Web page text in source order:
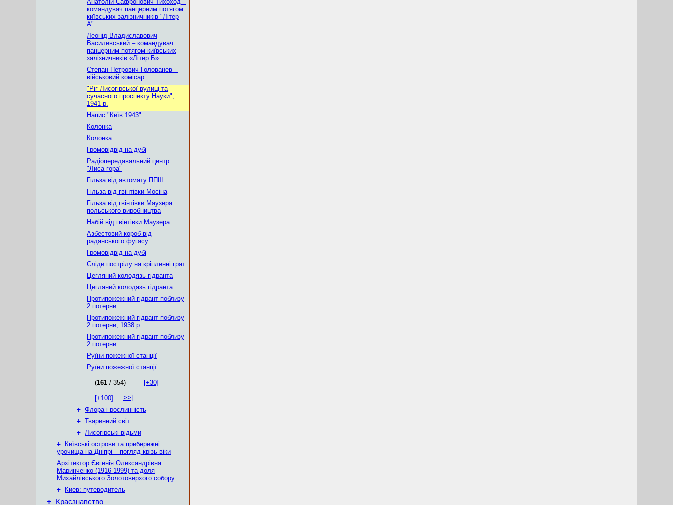
командувач панцерним потягом
київських залізничників "Літер
А"
Леонід Владиславович
Василевський – командувач
панцерним потягом київських
залізничників «Літер Б»
Степан Петрович Голованев –
військовий комісар
"Ріг Лисогірської вулиці та
сучасного проспекту Науки",
1941 р.
Напис "Київ 1943"
Колонка
Колонка
Громовідвід на дубі
Радіопередавальний центр
"Лиса гора"
Гільза від автомату ППШ
Гільза від гвінтівки Мосіна
Гільза від гвінтівки Маузера
польського виробництва
Набій від гвінтівки Маузера
Азбестовий короб від
радянського фугасу
Громовідвід на дубі
Сліди пострілу на кріпленні грат
Цегляний колодязь гідранта
Цегляний колодязь гідранта
Протипожежний гідрант поблизу
2 потерни
Протипожежний гідрант поблизу
2 потерни, 1938 р.
Протипожежний гідрант поблизу
2 потерни
Руїни пожежної станції
Руїни пожежної станції
(161 / 354) [+30]
[+100]
>>|
+ Флора і рослинність
+ Тваринний світ
+ Лисогірські відьми
+
Київські острови та прибережні
урочища на Дніпрі – погляд крізь віки
Архітектор Євгенія Олександрівна
Маринченко (1916-1999) та доля
Михайлівського Золотоверхого собору
+
Киев: путеводитель
+ Краєзнавство